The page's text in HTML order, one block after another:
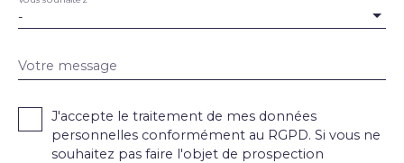
-
Votre message
J'accepte le traitement de mes données
personnelles conformément au RGPD. Si vous ne
souhaitez pas faire l'objet de prospection